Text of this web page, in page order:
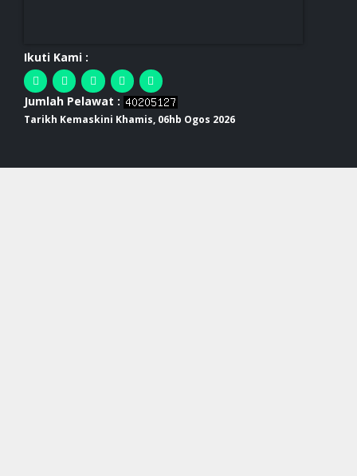
Ikuti Kami :
Jumlah Pelawat :
Tarikh Kemaskini Khamis, 06hb Ogos 2026